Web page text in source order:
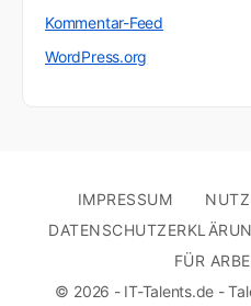
Kommentar-Feed
WordPress.org
IMPRESSUM
FÜR
© 2026 - IT-Talents.de -